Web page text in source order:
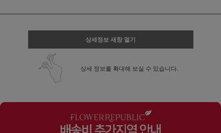
상세정보 새창 열기
상세 정보를 확대해 보실 수 있습니다.